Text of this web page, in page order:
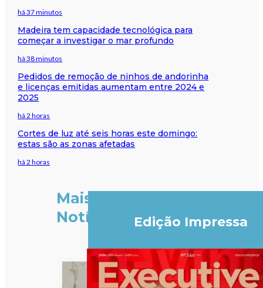
há 37 minutos
Madeira tem capacidade tecnológica para
começar a investigar o mar profundo
há 38 minutos
Pedidos de remoção de ninhos de andorinha
e licenças emitidas aumentam entre 2024 e
2025
há 2 horas
Cortes de luz até seis horas este domingo:
estas são as zonas afetadas
há 2 horas
Mais
Notícias
Edição Impressa